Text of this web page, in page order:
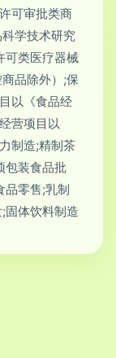
可审批类商
学技术研究
可类医疗器械
品除外）;保
以《食品经
营项目以
制造;精制茶
包装食品批
品零售;乳制
固体饮料制造